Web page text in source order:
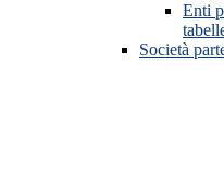
Enti
Società